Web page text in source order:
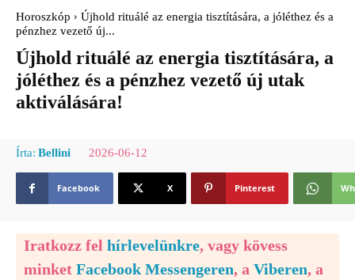
Horoszkóp
Újhold rituálé az energia tisztítására, a jóléthez és a
pénzhez vezető új...
Újhold rituálé az energia tisztítására, a
jóléthez és a pénzhez vezető új utak
aktiválására!
Írta: Bellini 2026-06-12
Facebook X Pinterest
Iratkozz fel hírlevelünkre, vagy kövess
minket Facebook Messengeren, a Viberen, a